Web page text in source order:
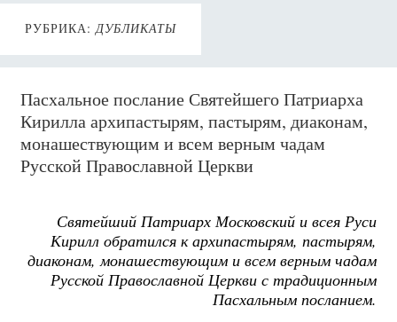
РУБРИКА:ДУБЛИКАТЫ
Пасхальное послание Святейшего Патриарха
Кирилла архипастырям, пастырям, диаконам,
монашествующим и всем верным чадам
Русской Православной Церкви
Святейший Патриарх Московский и всея Руси
Кирилл обратился к архипастырям, пастырям,
диаконам, монашествующим и всем верным чадам
Русской Православной Церкви с традиционным
Пасхальным посланием.